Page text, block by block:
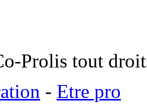
Prolis tout
- Etre pro